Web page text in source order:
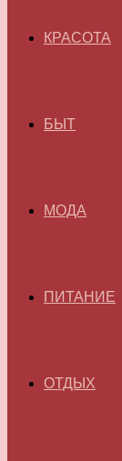
КРАСОТА
БЫТ
МОДА
ПИТАНИЕ
ОТДЫХ